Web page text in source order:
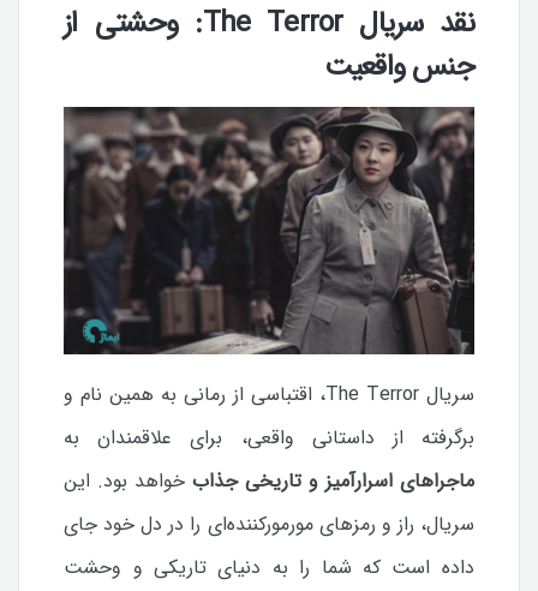
نقد سریال The Terror: وحشتی از
جنس واقعیت
سریال The Terror، اقتباسی از رمانی به همین نام و
برگرفته از داستانی واقعی، برای علاقمندان به
ماجراهای اسرارآمیز و تاریخی جذابخواهد بود. این
سریال، راز و رمزهای مورمورکننده‌ای را در دل خود جای
داده است که شما را به دنیای تاریکی و وحشت